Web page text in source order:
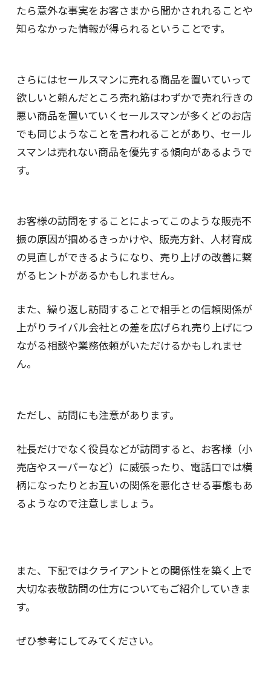
たら意外な事実をお客さまから聞かされれることや
知らなかった情報が得られるということです。
さらにはセールスマンに売れる商品を置いていって
欲しいと頼んだところ売れ筋はわずかで売れ行きの
悪い商品を置いていくセールスマンが多くどのお店
でも同じようなことを言われることがあり、セール
スマンは売れない商品を優先する傾向があるようで
す。
お客様の訪問をすることによってこのような販売不
振の原因が掴めるきっかけや、販売方針、人材育成
の見直しができるようになり、売り上げの改善に繋
がるヒントがあるかもしれません。
また、繰り返し訪問することで相手との信頼関係が
上がりライバル会社との差を広げられ売り上げにつ
ながる相談や業務依頼がいただけるかもしれませ
ん。
ただし、訪問にも注意があります。
社長だけでなく役員などが訪問すると、お客様（小
売店やスーパーなど）に威張ったり、電話口では横
柄になったりとお互いの関係を悪化させる事態もあ
るようなので注意しましょう。
また、下記ではクライアントとの関係性を築く上で
大切な表敬訪問の仕方についてもご紹介していきま
す。
ぜひ参考にしてみてください。